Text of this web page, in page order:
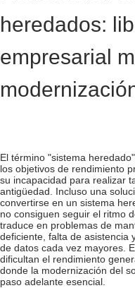
heredados:
empresarial
El término "sistema
los objetivos de rendimiento
su incapacidad para realizar
antigüedad. Incluso una
convertirse en un sistema
no consiguen seguir el ritmo
traduce en problemas de
deficiente, falta de asistencia
de datos cada vez mayores.
dificultan el rendimiento
donde la modernización del
paso adelante esencial.